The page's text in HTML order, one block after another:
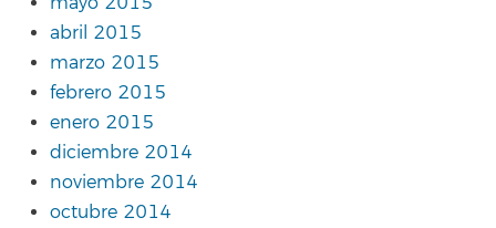
abril 2015
marzo 2015
febrero 2015
enero 2015
diciembre 2014
noviembre 2014
octubre 2014